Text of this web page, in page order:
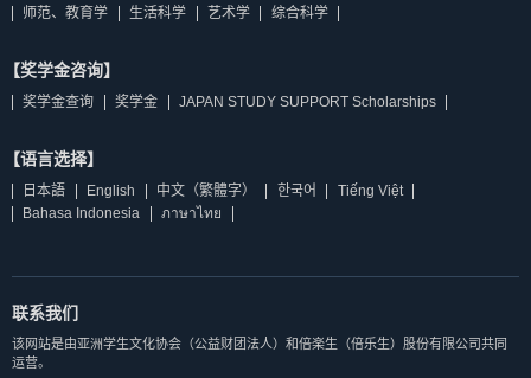
师范、教育学
生活科学 艺术学 综合科学
【奖学金咨询】
奖学金查询 奖学金 JAPAN STUDY SUPPORT Scholarships
【语言选择】
日本語 English 中文（繁體字） 한국어
Tiếng Việt
Bahasa Indonesia
ภาษาไทย
联系我们
该网站是由亚洲学生文化协会（公益财团法人）和倍楽生（倍乐生）股份有限公司共同
运营。